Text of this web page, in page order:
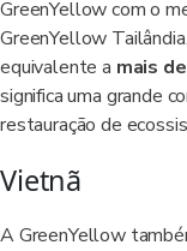
GreenYellow com o
GreenYellow
equivalente a mais
significa uma grande
restauração de
Vietnã
A GreenYellow